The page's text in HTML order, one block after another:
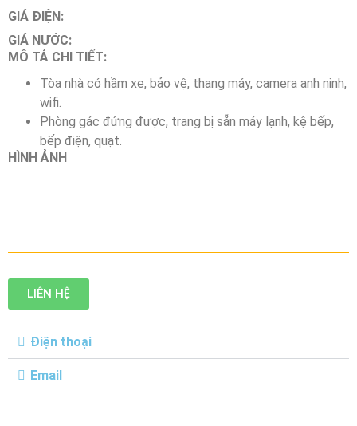
GIÁ ĐIỆN:
GIÁ NƯỚC:
MÔ TẢ CHI TIẾT:
Tòa nhà có hầm xe, bảo vệ, thang máy, camera anh ninh,
wifi.
Phòng gác đứng được, trang bị sẵn máy lạnh, kệ bếp,
bếp điện, quạt.
HÌNH ẢNH
LIÊN HỆ
Điện thoại
Email